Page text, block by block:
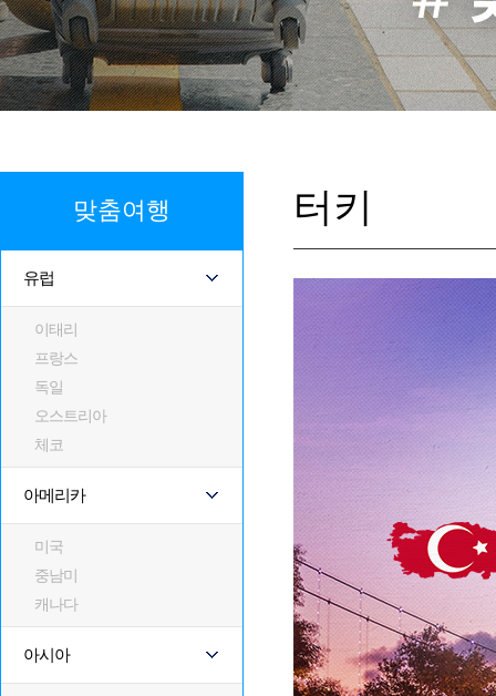
맞춤여행
유럽
이태리
프랑스
독일
오스트리아
체코
아메리카
미국
중남미
캐나다
아시아
터키